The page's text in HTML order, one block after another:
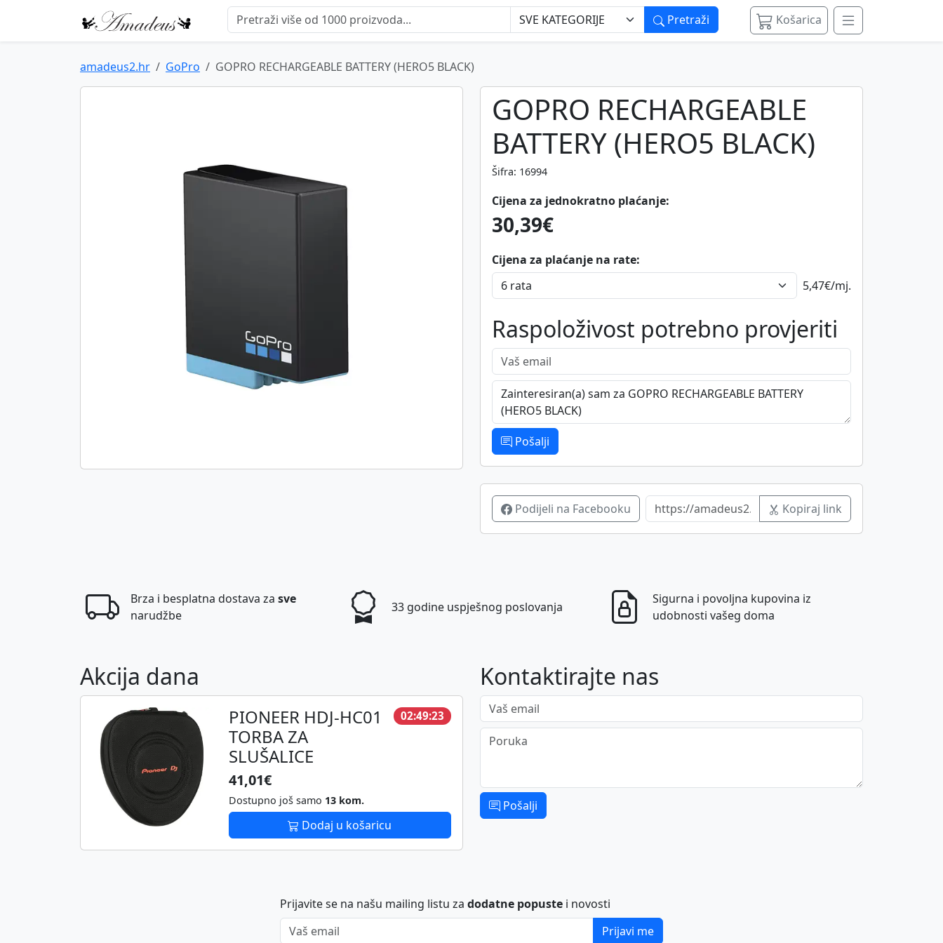
Pretraži Košarica
amadeus2.hr GoPro GOPRO RECHARGEABLE BATTERY (HERO5 BLACK)
GOPRO RECHARGEABLE
BATTERY (HERO5 BLACK)
Šifra: 16994
Cijena za jednokratno plaćanje:
30,39€
Cijena za plaćanje na rate:
5,47€/mj.
Raspoloživost potrebno provjeriti
Vaš email
Poruka
Pošalji
Podijeli na Facebooku Kopiraj link
Brza i besplatna dostava za sve
narudžbe
33 godine uspješnog poslovanja
Sigurna i povoljna kupovina iz
udobnosti vašeg doma
Akcija dana
02:49:23
PIONEER HDJ-HC01
TORBA ZA
SLUŠALICE
41,01€
Dostupno još samo 13 kom.
Dodaj u košaricu
Kontaktirajte nas
Vaš email
Poruka
Pošalji
Prijavite se na našu mailing listu za dodatne popuste i novosti
Vaš email
Prijavi me